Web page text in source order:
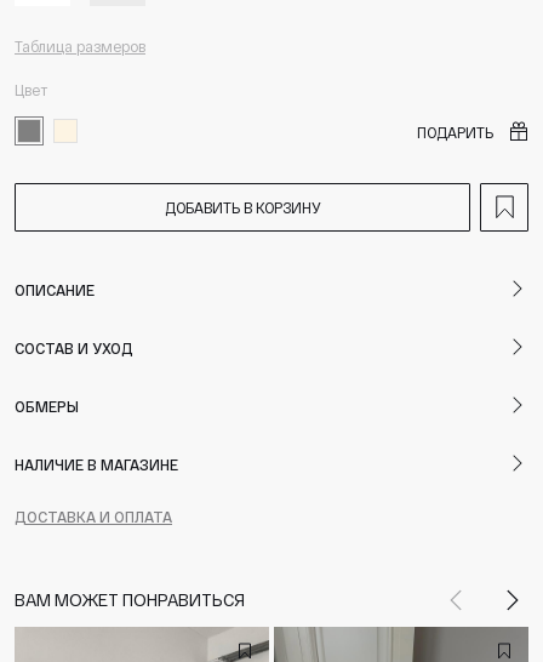
Таблица размеров
Цвет
ПОДАРИТЬ
ДОБАВИТЬ В КОРЗИНУ
ОПИСАНИЕ
СОСТАВ И УХОД
ОБМЕРЫ
НАЛИЧИЕ В МАГАЗИНЕ
ДОСТАВКА И ОПЛАТА
ВАМ МОЖЕТ ПОНРАВИТЬСЯ Назад